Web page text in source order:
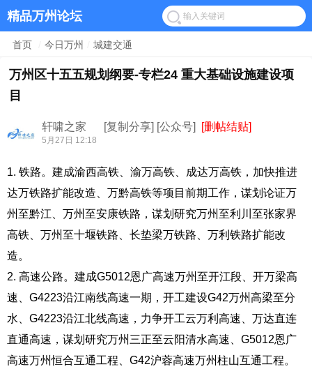
精品万州论坛
首页 今日万州 城建交通
万州区十五五规划纲要-专栏24 重大基础设施建设项
目
轩啸之家
5月27日 12:18
[复制分享] [公众号] [删帖结贴]
1. 铁路。建成渝西高铁、渝万高铁、成达万高铁，加快推进
达万铁路扩能改造、万黔高铁等项目前期工作，谋划论证万
州至黔江、万州至安康铁路，谋划研究万州至利川至张家界
高铁、万州至十堰铁路、长垫梁万铁路、万利铁路扩能改
造。
2. 高速公路。建成G5012恩广高速万州至开江段、开万梁高
速、G4223沿江南线高速一期，开工建设G42万州高梁至分
水、G4223沿江北线高速，力争开工云万利高速、万达直连
直通高速，谋划研究万州三正至云阳清水高速、G5012恩广
高速万州恒合互通工程、G42沪蓉高速万州柱山互通工程。